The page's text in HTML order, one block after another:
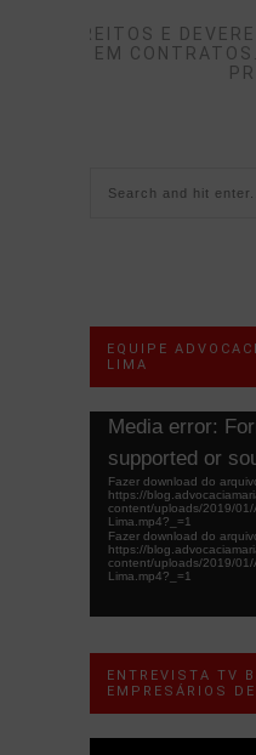
DIREITOS E
EM
EQUIPE
LIMA
Tocador
vídeo
Media error:
supported or
Fazer download do
https://
content/uploads/2019/01/
Lima.mp4?_=1
Fazer download do
https://
content/uploads/2019/01/
Lima.mp4?_=1
ENTREVISTA TV
EMPRESÁRIOS